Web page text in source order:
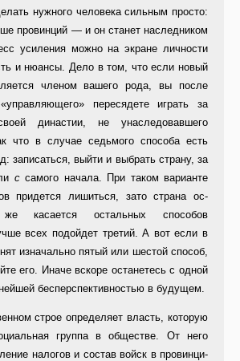
нужно­го человека сильным просто:
провинций — и он станет наследником
усиления можно на экране личности
и ню­ансы. Дело в том, что если новый
членом ва­шего рода, вы после
пересядете играть за
династии, не унаследовавшего
что в случае седьмого способа есть
записаться, выйти и выбрать страну, за
ссамого начала. При та­ком варианте
придется лишиться, зато страна ос­
касается остальных способов
всех подойдет третий. А вот если в
изначально пятый или шестой способ,
его. Иначе вскоре останетесь с одной
бесперспективностью в будущем.
строе определяет власть, которую
группа в общест­ве. От него
налогов и состав войск в провинци­